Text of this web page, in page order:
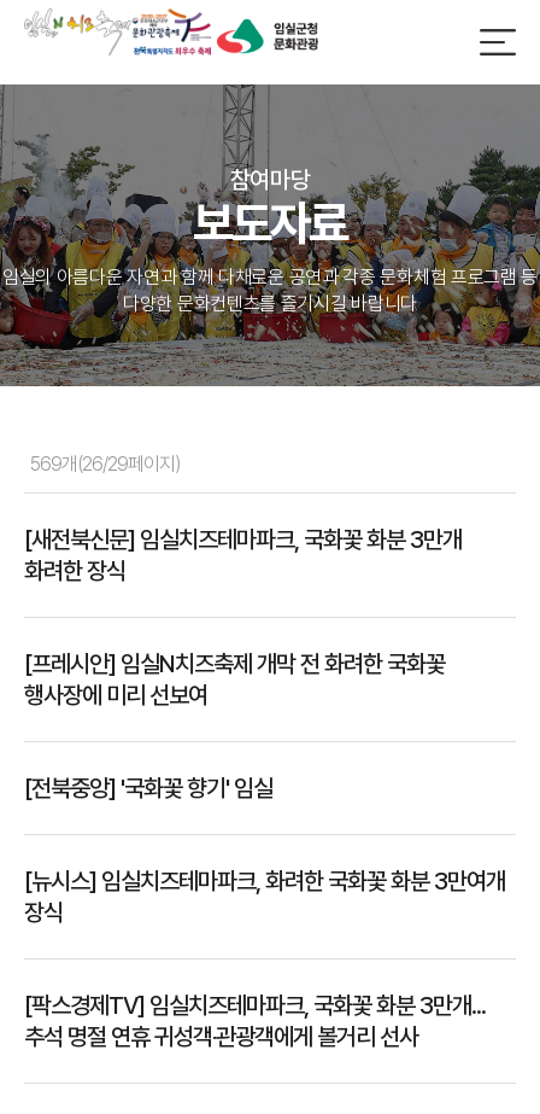
참여마당
보도자료
임실의 아름다운 자연과 함께 다채로운 공연과 각종 문화체험 프로그램 등
다양한 문화컨텐츠를 즐기시길 바랍니다
569개(26/29페이지)
[새전북신문] 임실치즈테마파크, 국화꽃 화분 3만개
화려한 장식
[프레시안] 임실N치즈축제 개막 전 화려한 국화꽃
행사장에 미리 선보여
[전북중앙] '국화꽃 향기' 임실
[뉴시스] 임실치즈테마파크, 화려한 국화꽃 화분 3만여개
장식
[팍스경제TV] 임실치즈테마파크, 국화꽃 화분 3만개...
추석 명절 연휴 귀성객‧관광객에게 볼거리 선사